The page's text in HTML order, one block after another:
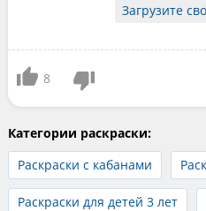
Загрузите
8
Категории раскраски:
Раскраски с кабанами
Раскраски для детей 3 лет